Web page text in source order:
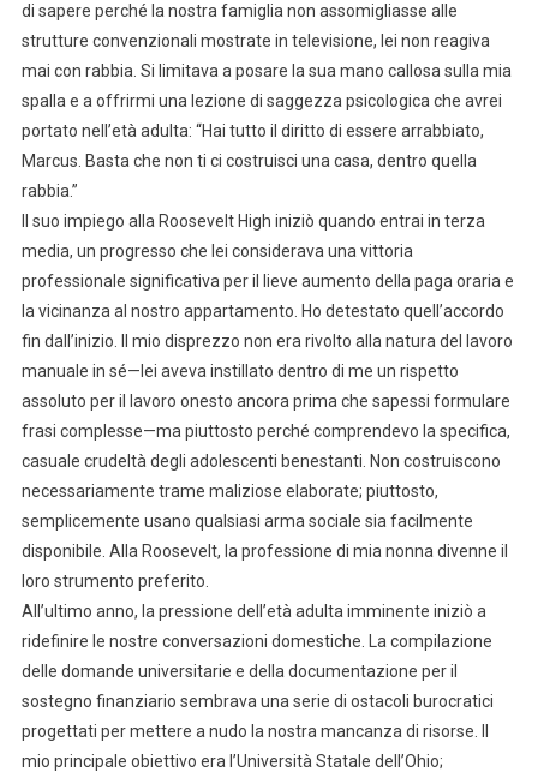
di sapere perché la nostra famiglia non assomigliasse alle
strutture convenzionali mostrate in televisione, lei non reagiva
mai con rabbia. Si limitava a posare la sua mano callosa sulla mia
spalla e a offrirmi una lezione di saggezza psicologica che avrei
portato nell’età adulta: “Hai tutto il diritto di essere arrabbiato,
Marcus. Basta che non ti ci costruisci una casa, dentro quella
rabbia.”
Il suo impiego alla Roosevelt High iniziò quando entrai in terza
media, un progresso che lei considerava una vittoria
professionale significativa per il lieve aumento della paga oraria e
la vicinanza al nostro appartamento. Ho detestato quell’accordo
fin dall’inizio. Il mio disprezzo non era rivolto alla natura del lavoro
manuale in sé—lei aveva instillato dentro di me un rispetto
assoluto per il lavoro onesto ancora prima che sapessi formulare
frasi complesse—ma piuttosto perché comprendevo la specifica,
casuale crudeltà degli adolescenti benestanti. Non costruiscono
necessariamente trame maliziose elaborate; piuttosto,
semplicemente usano qualsiasi arma sociale sia facilmente
disponibile. Alla Roosevelt, la professione di mia nonna divenne il
loro strumento preferito.
All’ultimo anno, la pressione dell’età adulta imminente iniziò a
ridefinire le nostre conversazioni domestiche. La compilazione
delle domande universitarie e della documentazione per il
sostegno finanziario sembrava una serie di ostacoli burocratici
progettati per mettere a nudo la nostra mancanza di risorse. Il
mio principale obiettivo era l’Università Statale dell’Ohio;